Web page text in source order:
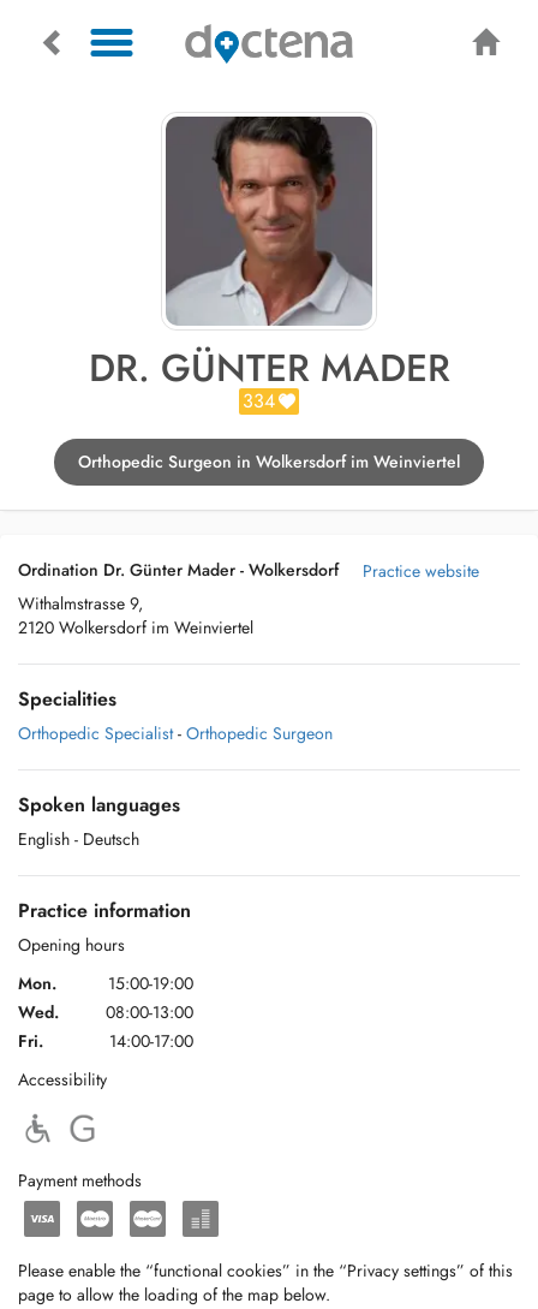
DR. GÜNTER MADER
334
Orthopedic Surgeon in Wolkersdorf im Weinviertel
Ordination Dr. Günter Mader - Wolkersdorf
Withalmstrasse 9,
2120 Wolkersdorf im Weinviertel
Practice website
Specialities
Orthopedic Specialist - Orthopedic Surgeon
Spoken languages
English - Deutsch
Practice information
Opening hours
Mon.
15:00-19:00
Wed.
08:00-13:00
Fri.
14:00-17:00
Accessibility
Payment methods
Please enable the “functional cookies” in the “Privacy settings” of this
page to allow the loading of the map below.